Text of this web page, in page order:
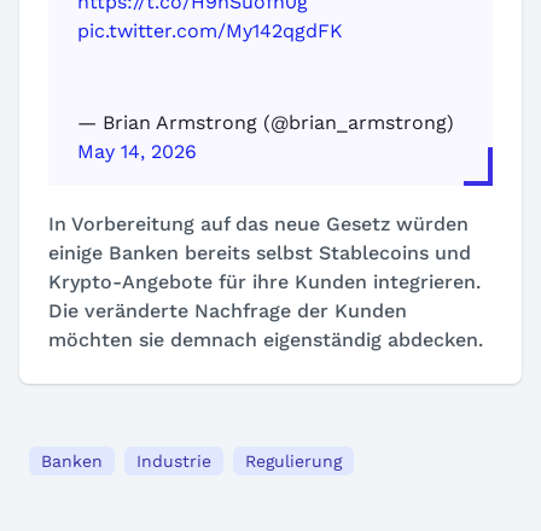
pic.twitter.com/My142qgdFK
— Brian Armstrong (@brian_armstrong)
May 14, 2026
In Vorbereitung auf das neue Gesetz würden
einige Banken bereits selbst Stablecoins und
Krypto-Angebote für ihre Kunden integrieren.
Die veränderte Nachfrage der Kunden
möchten sie demnach eigenständig abdecken.
Banken Industrie Regulierung